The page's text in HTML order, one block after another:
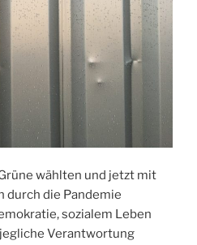
wählten und jetzt mit
durch die Pandemie
sozialem Leben
Verantwortung